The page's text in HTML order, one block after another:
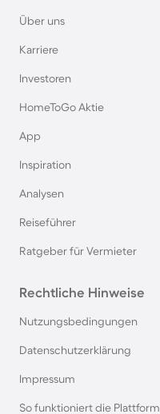
Über uns
Karriere
Investoren
HomeToGo Aktie
App
Inspiration
Analysen
Reiseführer
Ratgeber für Vermieter
Rechtliche Hinweise
Nutzungsbedingungen
Datenschutzerklärung
Impressum
So funktioniert die Plattform